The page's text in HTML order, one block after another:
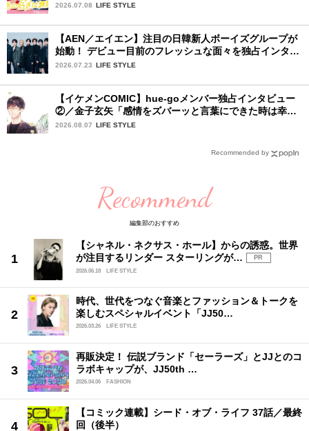
2026.07.08 LIFE STYLE
【AEN／エイエン】注目の日韓新人ボーイズグループが
始動！ デビュー目前のフレッシュな面々を独占インタビ
ュー。7人の魅力に迫ります♪
2026.07.23 LIFE STYLE
【イケメンCOMIC】hue-goメンバー独占インタビュー
②／金子玄矢「感情をズバーッと言葉にできた時は幸
せ〜」
2026.08.07 LIFE STYLE
Recommended by
Recommend
編集部のおすすめ
【シャネル・ネクサス・ホール】からの誘惑。世界
が注目するリンダー スターリングが…
PR
2026.06.18
LIFE STYLE
時代、世代をつなぐ音楽とファッション＆トークを
楽しむスペシャルイベント「JJ50…
2026.03.26 LIFE STYLE
再販決定！ 伝説ブランド「セーラーズ」とJJとのコ
ラボキャップが、JJ50th …
2026.04.06 FASHION
【コミック連載】シード・オブ・ライフ 37話／最終
回（後半）